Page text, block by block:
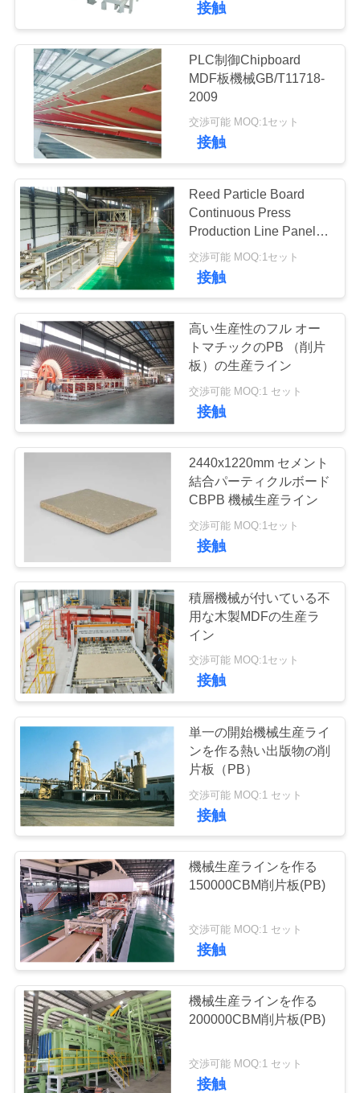
接触
PLC制御Chipboard
MDF板機械GB/T11718-
2009
交渉可能 MOQ:1セット
接触
Reed Particle Board
Continuous Press
Production Line Panel
2440 x 1220 mm
交渉可能 MOQ:1セット
接触
高い生産性のフル オー
トマチックのPB （削片
板）の生産ライン
交渉可能 MOQ:1 セット
接触
2440x1220mm セメント
結合パーティクルボード
CBPB 機械生産ライン
交渉可能 MOQ:1セット
接触
積層機械が付いている不
用な木製MDFの生産ラ
イン
交渉可能 MOQ:1セット
接触
単一の開始機械生産ライ
ンを作る熱い出版物の削
片板（PB）
交渉可能 MOQ:1 セット
接触
機械生産ラインを作る
150000CBM削片板(PB)
交渉可能 MOQ:1 セット
接触
機械生産ラインを作る
200000CBM削片板(PB)
交渉可能 MOQ:1 セット
接触